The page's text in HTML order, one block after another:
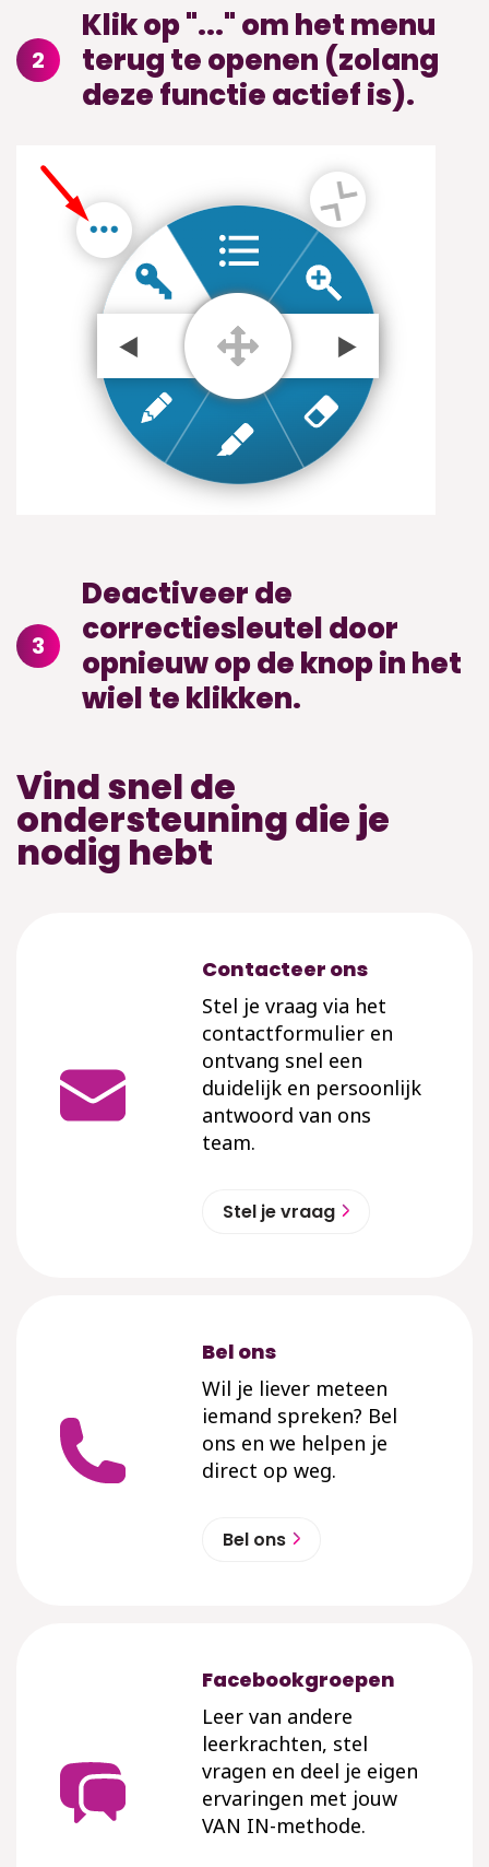
2
Klik op "..." om het menu
terug te openen (zolang
deze functie actief is).
3
Deactiveer de
correctiesleutel door
opnieuw op de knop in het
wiel te klikken.
Vind snel de
ondersteuning die je
nodig hebt
Contacteer ons
Stel je vraag via het
contactformulier en
ontvang snel een
duidelijk en persoonlijk
antwoord van ons
team.
Stel je vraag
Bel ons
Wil je liever meteen
iemand spreken? Bel
ons en we helpen je
direct op weg.
Bel ons
Facebookgroepen
Leer van andere
leerkrachten, stel
vragen en deel je eigen
ervaringen met jouw
VAN IN-methode.